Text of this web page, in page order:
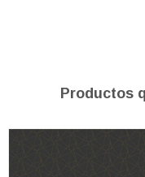
Productos